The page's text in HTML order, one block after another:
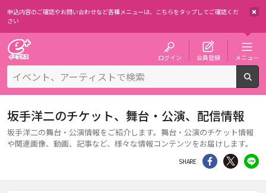
申込内容のご確認やお問い合わせなど各種メニューは、 こちらをタップしてご確認くだ
さい
ログイン 会員登録 メニュー
坂手洋二のチケット、舞台・公演、配信情報
坂手洋二の舞台・公演情報をご紹介します。舞台・公演のチケット情報
や関連画像、動画、記事など、様々な情報コンテンツをお届けします。
SHARE シェア Twitter